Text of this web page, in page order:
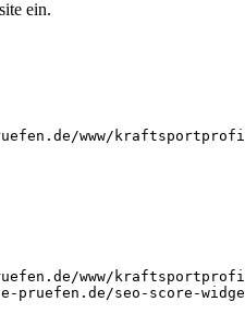
ein.
www/
www/